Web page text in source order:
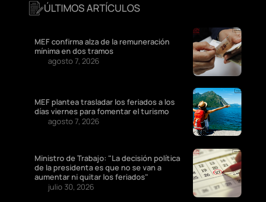
ÚLTIMOS ARTÍCULOS
MEF confirma alza de la remuneración
mínima en dos tramos
agosto 7, 2026
MEF plantea trasladar los feriados a los
días viernes para fomentar el turismo
agosto 7, 2026
Ministro de Trabajo: "La decisión política
de la presidenta es que no se van a
aumentar ni quitar los feriados"
julio 30, 2026